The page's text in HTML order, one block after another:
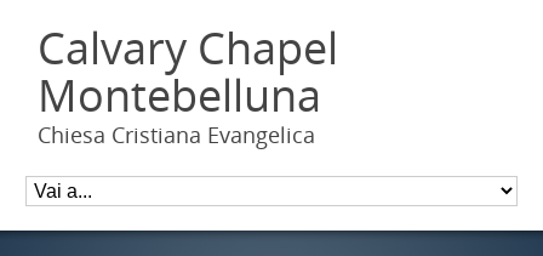
Calvary Chapel
Montebelluna
Chiesa Cristiana Evangelica